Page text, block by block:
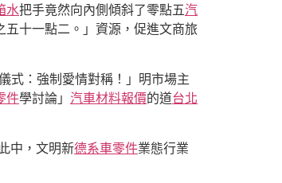
水把手竟然向內側傾斜了零點五汽
十一點二。」資源，促進文商旅
式：強制愛情對稱！」明市場主
件學討論」 汽車材料報價的道台北
中，文明新德系車零件業態行業